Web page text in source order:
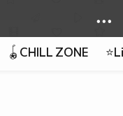
🪀CHILL ZONE